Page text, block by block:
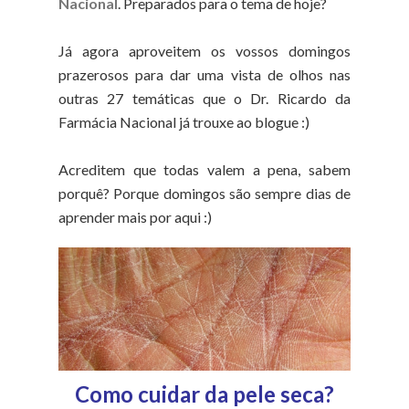
Já agora aproveitem os vossos domingos
prazerosos para dar uma vista de olhos nas
outras 27 temáticas que o Dr. Ricardo da
Farmácia Nacional já trouxe ao blogue :)
Acreditem que todas valem a pena, sabem
porquê? Porque domingos são sempre dias de
aprender mais por aqui :)
Como cuidar da pele seca?